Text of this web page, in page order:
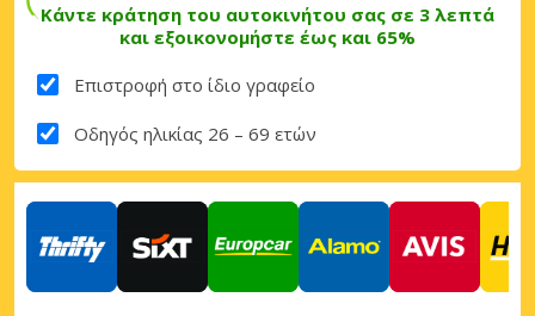
Κάντε κράτηση του αυτοκινήτου σας σε 3 λεπτά
και εξοικονομήστε έως και 65%
Επιστροφή στο ίδιο γραφείο
Οδηγός ηλικίας 26 – 69 ετών